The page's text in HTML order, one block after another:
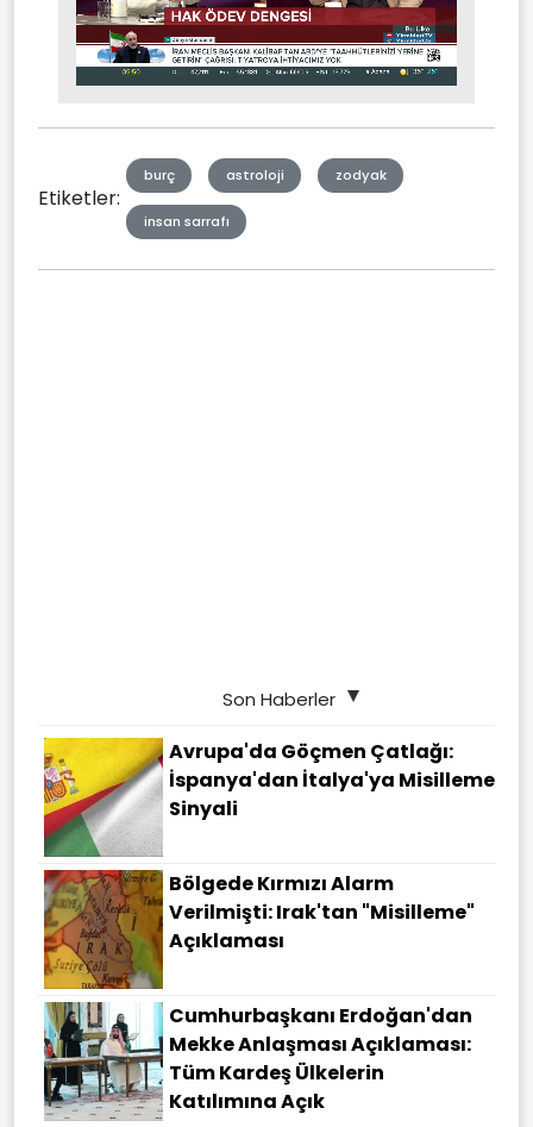
Mute Stream
Etiketler:
burç astroloji zodyak
insan sarrafı
Son Haberler
Avrupa'da Göçmen Çatlağı:
İspanya'dan İtalya'ya Misilleme
Sinyali
Bölgede Kırmızı Alarm
Verilmişti: Irak'tan "misilleme"
Açıklaması
Cumhurbaşkanı Erdoğan'dan
Mekke Anlaşması Açıklaması:
Tüm Kardeş Ülkelerin
Katılımına Açık